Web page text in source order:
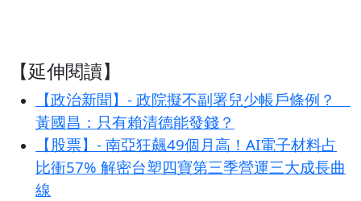
【延伸閱讀】
【政治新聞】- 政院擬不副署兒少帳戶條例？
黃國昌：只有賴清德能發錢？
【股票】- 南亞狂飆49個月高！AI電子材料占
比衝57% 解密台塑四寶第三季營運三大成長曲
線